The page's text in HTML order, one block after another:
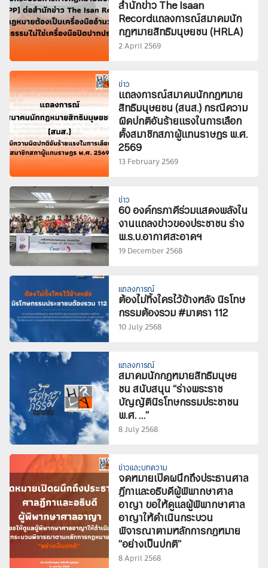
สำนักข่าว The Isaan
Recordแถลงการณ์สมาคมนัก
กฎหมายสิทธิมนุษยชน (HRLA)
2 April 2569
ข่าว
แถลงการณ์สมาคมนักกฎหมาย
สิทธิมนุษยชน (สนส.) กรณีความ
ผิดปกติอันร้ายแรงในการเลือก
ตั้งสมาชิกสภาผู้แทนราษฎร พ.ศ.
2569
13 February 2569
ข่าว
60 องค์กรภาคีร่วมแสดงพลังใน
งานแถลงข่าวของประชาชน ร่าง
พ.ร.บ.อากาศสะอาดฯ
19 December 2568
แถลงการณ์
ต้องไม่ทิ้งใครไว้ข้างหลัง นิรโทษ
กรรมต้องรวม #มาตรา 112
10 July 2568
แถลงการณ์
สมาคมนักกฎหมายสิทธิมนุษย
ชน สนับสนุน “ร่างพระราช
บัญญัตินิรโทษกรรมประชาชน
พ.ศ. …”
8 July 2568
ข่าวและบทความ
จดหมายเปิดผนึกถึงประธานศาล
ฎีกาและอธิบดีผู้พิพากษาศาล
อาญา ขอให้ดูแลผู้พิพากษาศาล
อาญาให้ดำเนินกระบวน
พิจารณาตามหลักการกฎหมาย
“อย่างเป็นปกติ”
8 April 2568